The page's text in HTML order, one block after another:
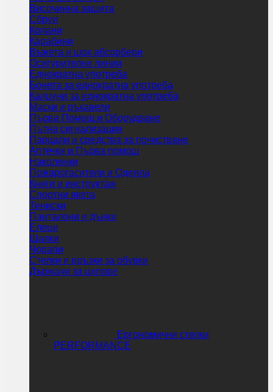
Височинна защита
Сбруи
Колани
Карабини
Въжета и шок абсорбери
Осигурителни линии
Еднократна употреба
Бонета за еднократна употреба
Калцуни за еднократна употреба
Маски и ръкавели
Първа Помощ и Оборудване
Пътна сигнализация
Парцали и средства за почистване
Аптечки и Първа помощ
Наколенки
Пожарогасители и Одеяла
Книги и инструктаж
Спортни якета
Тениски
Панталони и дънки
Елеци
Шапки
Чорапи
Стелки и връзки за обувки
Държачи за ципове
Ергономични стелки
PERFORMANCE